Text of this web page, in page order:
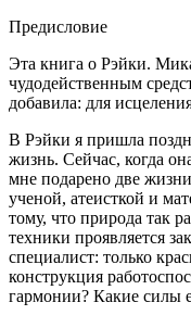
Предисловие
Эта книга о Рэйки.
чудодейственным
добавила: для
В Рэйки я пришла
жизнь. Сейчас, когда
мне подарено две
ученой, атеисткой и
тому, что природа так
техники проявляется
специалист: только
конструкция
гармонии? Какие силы